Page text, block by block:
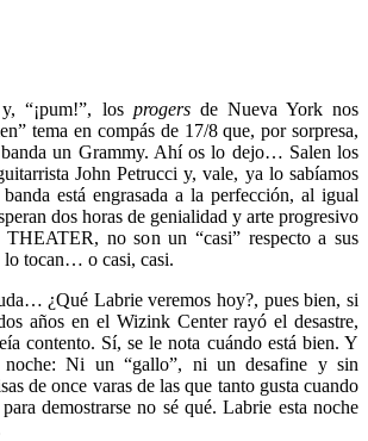
“¡pum!”, los progersde Nueva York nos
tema en compás de 17/8 que, por sorpresa,
un Grammy. Ahí os lo dejo… Salen los
John Petrucci y, vale, ya lo sabíamos
está engrasada a la perfección, al igual
dos horas de genialidad y arte progresivo
no son un “casi” respecto a sus
lo tocan… o casi, casi.
¿Qué Labrie veremos hoy?, pues bien, si
años en el Wizink Center rayó el desastre,
contento. Sí, se le nota cuándo está bien. Y
noche: Ni un “gallo”, ni un desafine y sin
de once varas de las que tanto gusta cuando
demostrarse no sé qué. Labrie esta noche